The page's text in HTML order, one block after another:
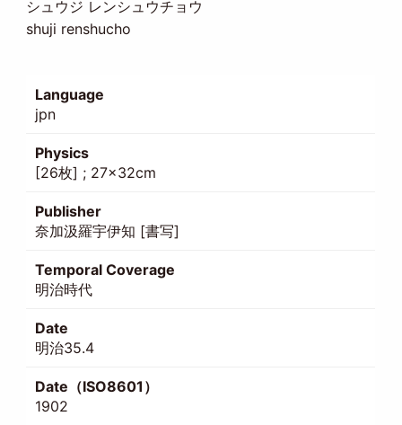
シュウジ レンシュウチョウ
shuji renshucho
Language
jpn
Physics
[26枚] ; 27×32cm
Publisher
奈加汲羅宇伊知 [書写]
Temporal Coverage
明治時代
Date
明治35.4
Date（ISO8601）
1902